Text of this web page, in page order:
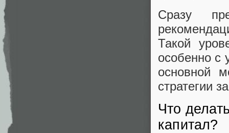
Сразу
Такой
особенно с
основной
стратегии
Что
капитал?